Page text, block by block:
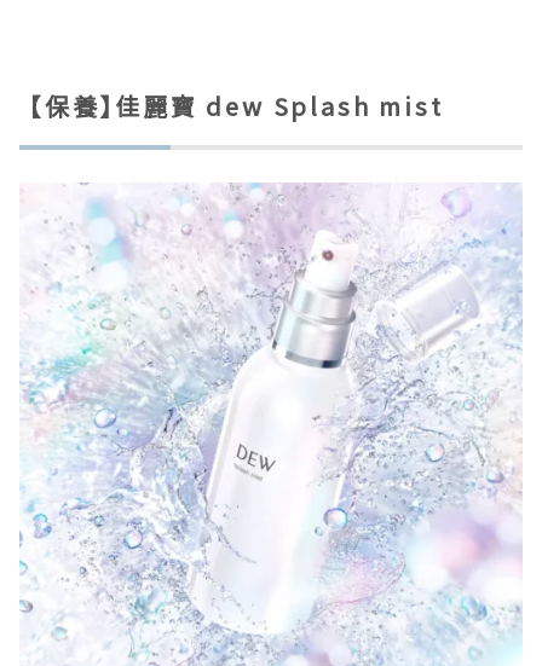
【保養】佳麗寶 dew Splash mist